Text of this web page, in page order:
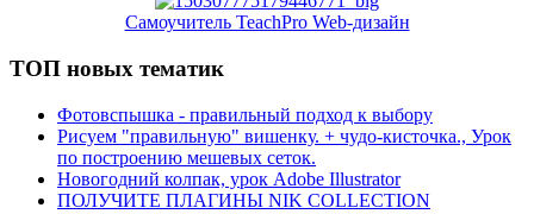
Самоучитель TeachPro Web-дизайн
ТОП новых тематик
Фотовспышка - правильный подход к выбору
Рисуем "правильную" вишенку. + чудо-кисточка., Урок
по построению мешевых сеток.
Новогодний колпак, урок Adobe Illustrator
ПОЛУЧИТЕ ПЛАГИНЫ NIK COLLECTION